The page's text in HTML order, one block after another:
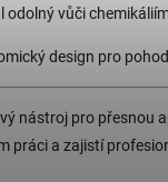
odolný vůči
design pro
nástroj pro přesnou
práci a zajistí